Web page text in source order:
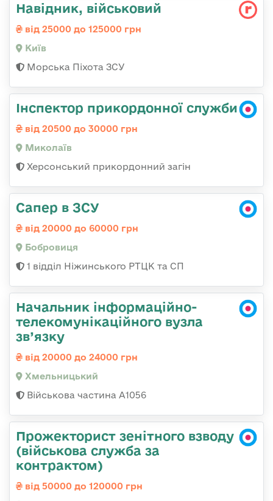
Навідник, військовий
від 25000 до 125000 грн
Київ
Морська Піхота ЗСУ
Інспектор прикордонної служби
від 20500 до 30000 грн
Миколаїв
Херсонський прикордонний загін
Сапер в ЗСУ
від 20000 до 60000 грн
Бобровиця
1 відділ Ніжинського РТЦК та СП
Начальник інформаційно-
телекомунікаційного вузла
зв’язку
від 20000 до 24000 грн
Хмельницький
Військова частина А1056
Прожекторист зенітного взводу
(військова служба за
контрактом)
від 50000 до 120000 грн